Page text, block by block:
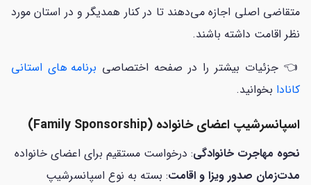
متقاضی اصلی اجازه می‌دهند تا در کنار همدیگر و در استان مورد
نظر اقامت داشته باشند.
👈 جزئیات بیشتر را در صفحه اختصاصی برنامه های استانی
کانادا بخوانید.
اسپانسرشیپ اعضای خانواده (Family Sponsorship)
نحوه مهاجرت خانوادگی: درخواست مستقیم برای اعضای خانواده
مدت‌زمان صدور ویزا و اقامت: بسته به نوع اسپانسرشیپ